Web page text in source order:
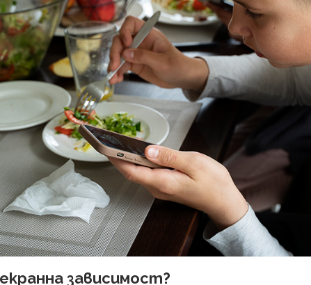
зависимост?